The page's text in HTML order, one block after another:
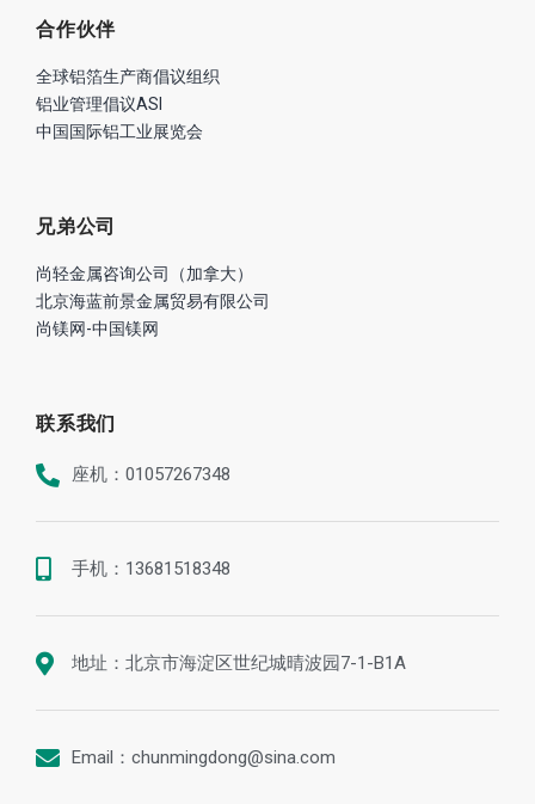
合作伙伴
全球铝箔生产商倡议组织
铝业管理倡议ASI
中国国际铝工业展览会
兄弟公司
尚轻金属咨询公司（加拿大）
北京海蓝前景金属贸易有限公司
尚镁网-中国镁网
联系我们
座机：01057267348
手机：13681518348
地址：北京市海淀区世纪城晴波园7-1-B1A
Email：chunmingdong@sina.com